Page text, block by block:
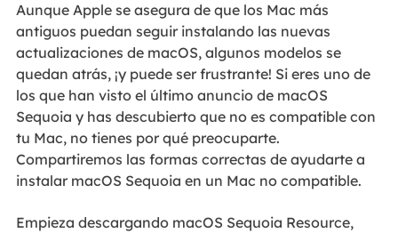
Aunque Apple se asegura de que los Mac más
antiguos puedan seguir instalando las nuevas
actualizaciones de macOS, algunos modelos se
quedan atrás, ¡y puede ser frustrante! Si eres uno de
los que han visto el último anuncio de macOS
Sequoia y has descubierto que no es compatible con
tu Mac, no tienes por qué preocuparte.
Compartiremos las formas correctas de ayudarte a
instalar macOS Sequoia en un Mac no compatible.
Empieza descargando macOS Sequoia Resource,